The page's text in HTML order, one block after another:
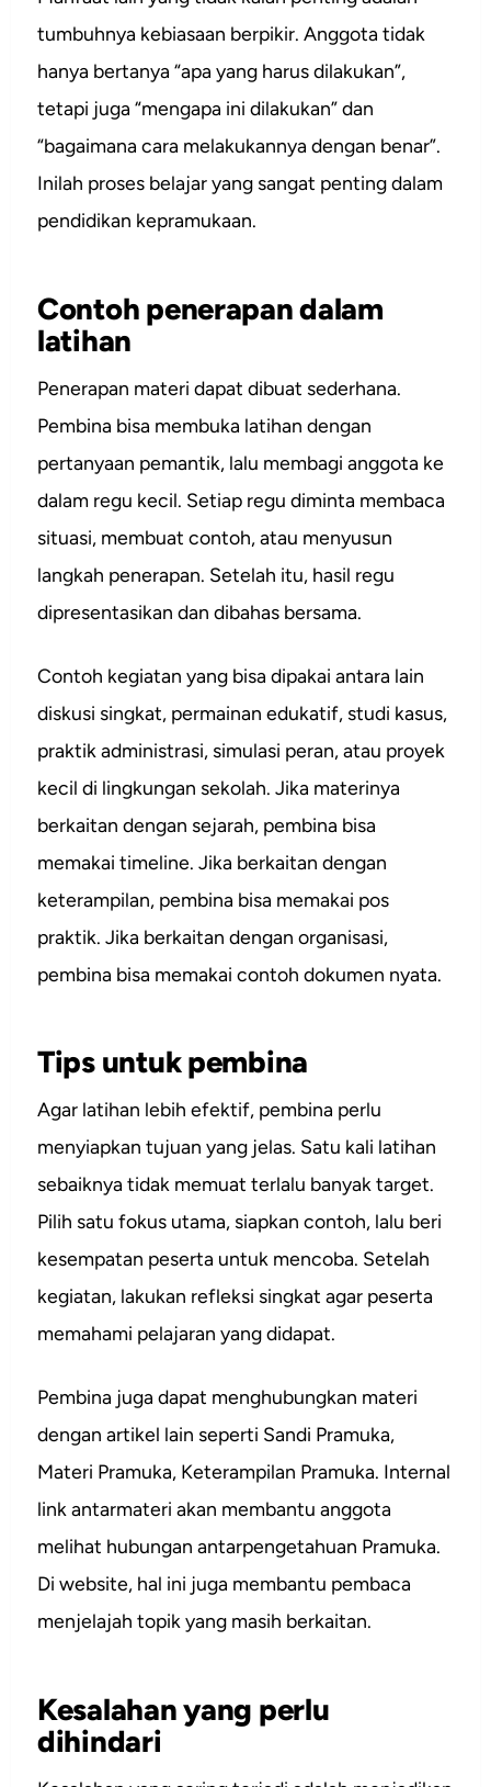
tumbuhnya kebiasaan berpikir. Anggota tidak
hanya bertanya “apa yang harus dilakukan”,
tetapi juga “mengapa ini dilakukan” dan
“bagaimana cara melakukannya dengan benar”.
Inilah proses belajar yang sangat penting dalam
pendidikan kepramukaan.
Contoh penerapan dalam
latihan
Penerapan materi dapat dibuat sederhana.
Pembina bisa membuka latihan dengan
pertanyaan pemantik, lalu membagi anggota ke
dalam regu kecil. Setiap regu diminta membaca
situasi, membuat contoh, atau menyusun
langkah penerapan. Setelah itu, hasil regu
dipresentasikan dan dibahas bersama.
Contoh kegiatan yang bisa dipakai antara lain
diskusi singkat, permainan edukatif, studi kasus,
praktik administrasi, simulasi peran, atau proyek
kecil di lingkungan sekolah. Jika materinya
berkaitan dengan sejarah, pembina bisa
memakai timeline. Jika berkaitan dengan
keterampilan, pembina bisa memakai pos
praktik. Jika berkaitan dengan organisasi,
pembina bisa memakai contoh dokumen nyata.
Tips untuk pembina
Agar latihan lebih efektif, pembina perlu
menyiapkan tujuan yang jelas. Satu kali latihan
sebaiknya tidak memuat terlalu banyak target.
Pilih satu fokus utama, siapkan contoh, lalu beri
kesempatan peserta untuk mencoba. Setelah
kegiatan, lakukan refleksi singkat agar peserta
memahami pelajaran yang didapat.
Pembina juga dapat menghubungkan materi
dengan artikel lain seperti Sandi Pramuka,
Materi Pramuka, Keterampilan Pramuka. Internal
link antarmateri akan membantu anggota
melihat hubungan antarpengetahuan Pramuka.
Di website, hal ini juga membantu pembaca
menjelajah topik yang masih berkaitan.
Kesalahan yang perlu
dihindari